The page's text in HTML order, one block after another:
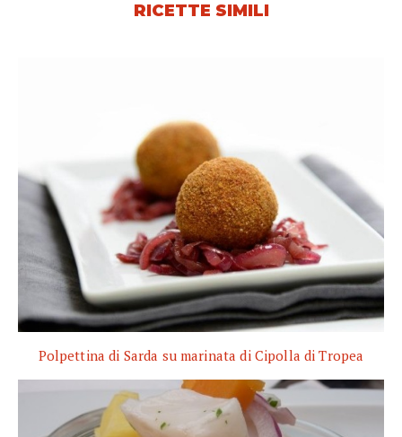
RICETTE SIMILI
Polpettina di Sarda su marinata di Cipolla di Tropea